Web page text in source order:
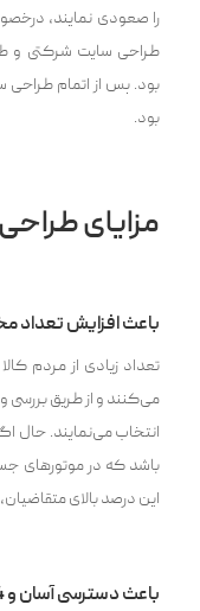
را صعودی نمایند،
طراحی سایت شرکتی و
بود. پس از اتمام طراحی
بود.
مزایای
باعث افزایش تعداد
تعداد زیادی از مردم
می‌کنند و از طریق
انتخاب می‌نمایند.
باشد که در موتورهای
این درصد بالای
باعث دسترسی آسان و 24 ساعته به شما می‌شود